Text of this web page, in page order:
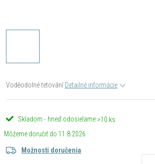
Voděodolné tetování Detailné informácie
Skladom - hneď odosielame >10 ks
11.8.2026
Možnosti doručenia